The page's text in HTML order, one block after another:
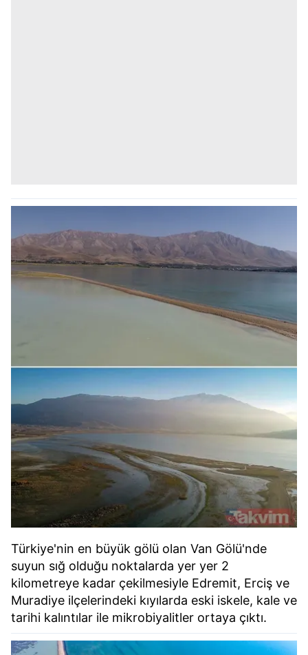
Türkiye'nin en büyük gölü olan Van Gölü'nde
suyun sığ olduğu noktalarda yer yer 2
kilometreye kadar çekilmesiyle Edremit, Erciş ve
Muradiye ilçelerindeki kıyılarda eski iskele, kale ve
tarihi kalıntılar ile mikrobiyalitler ortaya çıktı.